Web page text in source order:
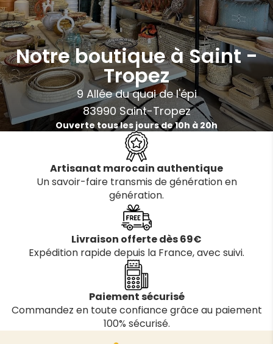
Notre boutique à Saint -
Tropez
9 Allée du quai de l'épi
83990 Saint-Tropez
Ouverte tous les jours de 10h à 20h
Artisanat marocain authentique
Un savoir-faire transmis de génération en
génération.
Livraison offerte dès 69€
Expédition rapide depuis la France, avec suivi.
Paiement sécurisé
Commandez en toute confiance grâce au paiement
100% sécurisé.